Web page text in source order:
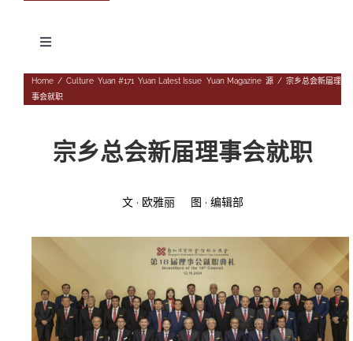
Toggle
专题
历史
往期杂志
180期
178期
“本土文学”栏目征稿
《源》杂志简介
联系我们
登录
Home / Culture,Yuan #171 ,Yuan Latest Issue Yuan Magazine, 源 / 宗乡总会新届理
事会就职
宗乡总会新届理事会就职
文 · 欧雅丽 图 · 编辑部